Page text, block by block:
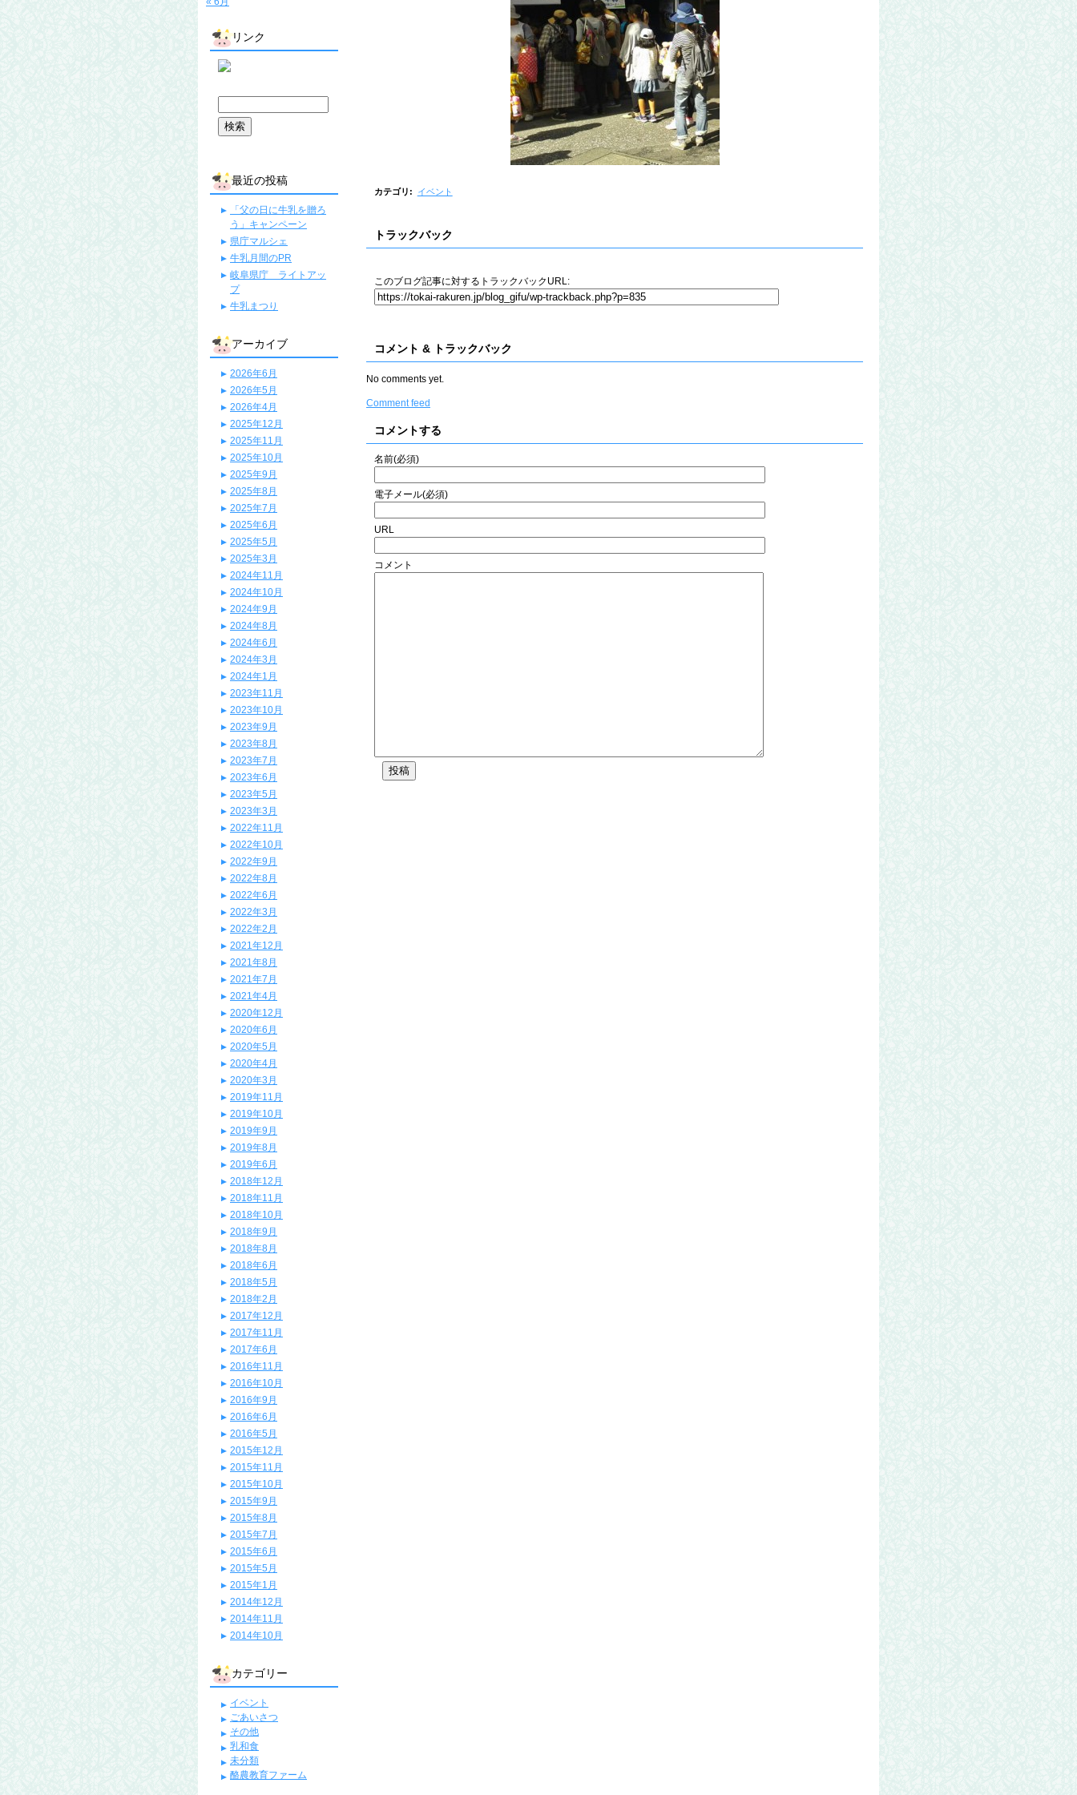
カテゴリ : イベント
トラックバック
このブログ記事に対するトラックバックURL:
コメント & トラックバック
No comments yet.
Comment feed
コメントする
名前(必須)
電子メール(必須)
URL
コメント
リンク
最近の投稿
「父の日に牛乳を贈ろ
う」キャンペーン
県庁マルシェ
牛乳月間のPR
岐阜県庁 ライトアッ
プ
牛乳まつり
アーカイブ
2026年6月
2026年5月
2026年4月
2025年12月
2025年11月
2025年10月
2025年9月
2025年8月
2025年7月
2025年6月
2025年5月
2025年3月
2024年11月
2024年10月
2024年9月
2024年8月
2024年6月
2024年3月
2024年1月
2023年11月
2023年10月
2023年9月
2023年8月
2023年7月
2023年6月
2023年5月
2023年3月
2022年11月
2022年10月
2022年9月
2022年8月
2022年6月
2022年3月
2022年2月
2021年12月
2021年8月
2021年7月
2021年4月
2020年12月
2020年6月
2020年5月
2020年4月
2020年3月
2019年11月
2019年10月
2019年9月
2019年8月
2019年6月
2018年12月
2018年11月
2018年10月
2018年9月
2018年8月
2018年6月
2018年5月
2018年2月
2017年12月
2017年11月
2017年6月
2016年11月
2016年10月
2016年9月
2016年6月
2016年5月
2015年12月
2015年11月
2015年10月
2015年9月
2015年8月
2015年7月
2015年6月
2015年5月
2015年1月
2014年12月
2014年11月
2014年10月
カテゴリー
イベント
ごあいさつ
その他
乳和食
未分類
酪農教育ファーム